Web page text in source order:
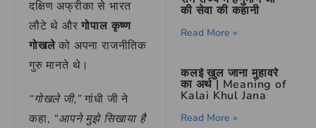
दक्षिण अफ्रीका से भारत
लौटे थे औरगोपाल कृष्ण
गोखलेको अपना राजनीतिक
गुरु मानते थे।
“गोखले जी,”गांधी जी ने
कहा, “आपने मुझे सिखाया है
की सेवा की कहानी
Read More »
कलई खुल जाना मुहावरे
का अर्थ | Meaning of
Kalai Khul Jana
Read More »